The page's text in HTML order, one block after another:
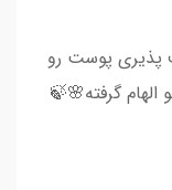
پذیری پوست رو
گرفته🌸🍃